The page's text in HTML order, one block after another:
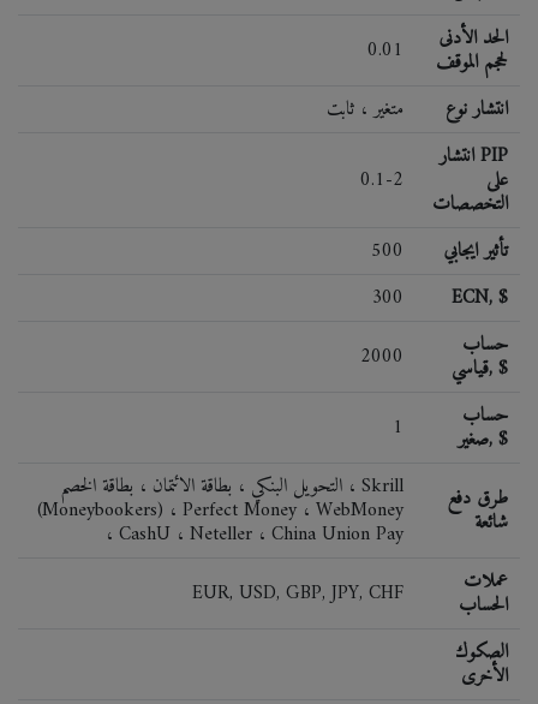
0.01
الحد الأدنى
لحجم الموقف
متغير ، ثابت
انتشار نوع
0.1-2
انتشار PIP
على
التخصصات
500
تأثير ايجابي
300
ECN, $
2000
حساب
قياسي, $
1
حساب
صغير, $
التحويل البنكي ، بطاقة الائتمان ، بطاقة الخصم ، Skrill
(Moneybookers) ، Perfect Money ، WebMoney
، CashU ، Neteller ، China Union Pay
طرق دفع
شائعة
EUR, USD, GBP, JPY, CHF عملات
الحساب
الصكوك
الأخرى